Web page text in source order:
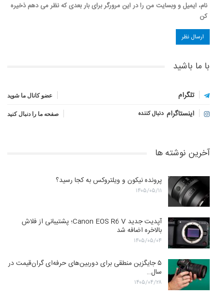
نام، ایمیل و وبسایت من را در این مرورگر برای بار بعدی که نظر می دهم ذخیره
کن
با ما باشید
تلگرام عضو کانال ما شوید
اینستاگرام دنبال کننده صفحه ما را دنبال کنید
آخرین نوشته ها
پرونده نیکون و ویلتروکس به کجا رسید؟
۱۴۰۵/۰۵/۱۱
آپدیت جدید Canon EOS R6 V؛ پشتیبانی از فلاش
بالاخره اضافه شد
۱۴۰۵/۰۵/۰۴
۵ جایگزین منطقی برای دوربین‌های حرفه‌ای گران‌قیمت در
سال…
۱۴۰۵/۰۴/۲۸